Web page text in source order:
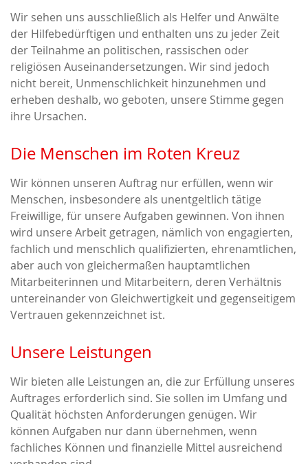
Wir sehen uns ausschließlich als Helfer und Anwälte
der Hilfebedürftigen und enthalten uns zu jeder Zeit
der Teilnahme an politischen, rassischen oder
religiösen Auseinandersetzungen. Wir sind jedoch
nicht bereit, Unmenschlichkeit hinzunehmen und
erheben deshalb, wo geboten, unsere Stimme gegen
ihre Ursachen.
Die Menschen im Roten Kreuz
Wir können unseren Auftrag nur erfüllen, wenn wir
Menschen, insbesondere als unentgeltlich tätige
Freiwillige, für unsere Aufgaben gewinnen. Von ihnen
wird unsere Arbeit getragen, nämlich von engagierten,
fachlich und menschlich qualifizierten, ehrenamtlichen,
aber auch von gleichermaßen hauptamtlichen
Mitarbeiterinnen und Mitarbeitern, deren Verhältnis
untereinander von Gleichwertigkeit und gegenseitigem
Vertrauen gekennzeichnet ist.
Unsere Leistungen
Wir bieten alle Leistungen an, die zur Erfüllung unseres
Auftrages erforderlich sind. Sie sollen im Umfang und
Qualität höchsten Anforderungen genügen. Wir
können Aufgaben nur dann übernehmen, wenn
fachliches Können und finanzielle Mittel ausreichend